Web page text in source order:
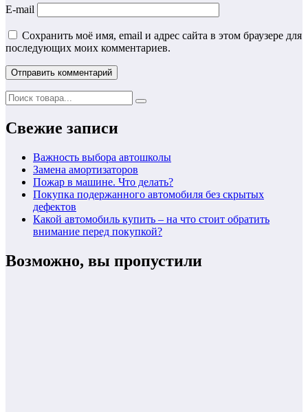
E-mail
Сохранить моё имя, email и адрес сайта в этом браузере для
последующих моих комментариев.
Свежие записи
Важность выбора автошколы
Замена амортизаторов
Пожар в машине. Что делать?
Покупка подержанного автомобиля без скрытых
дефектов
Какой автомобиль купить – на что стоит обратить
внимание перед покупкой?
Возможно, вы пропустили